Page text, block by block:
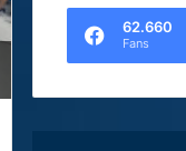
62.660
Fans